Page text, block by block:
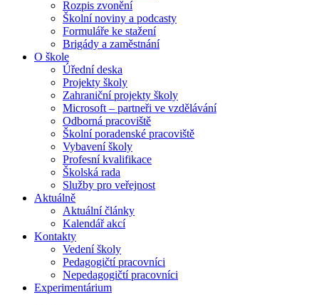
Rozpis zvonění
Školní noviny a podcasty
Formuláře ke stažení
Brigády a zaměstnání
O škole
Úřední deska
Projekty školy
Zahraniční projekty školy
Microsoft – partneři ve vzdělávání
Odborná pracoviště
Školní poradenské pracoviště
Vybavení školy
Profesní kvalifikace
Školská rada
Služby pro veřejnost
Aktuálně
Aktuální články
Kalendář akcí
Kontakty
Vedení školy
Pedagogičtí pracovníci
Nepedagogičtí pracovníci
Experimentárium